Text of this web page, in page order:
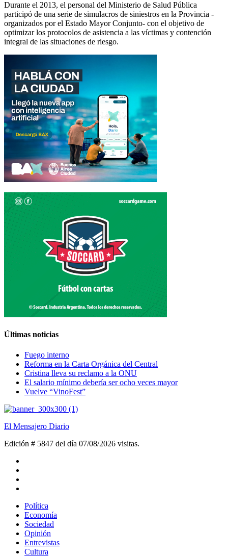
Durante el 2013, el personal del Ministerio de Salud Pública
participó de una serie de simulacros de siniestros en la Provincia -
organizados por el Estado Mayor Conjunto- con el objetivo de
optimizar los protocolos de asistencia a las víctimas y contención
integral de las situaciones de riesgo.
Últimas noticias
Fuego interno
Reforma en la Carta Orgánica del Central
Cristina lleva su reclamo a la ONU
El salario mínimo debería ser ocho veces mayor
Vuelve “VinoFest”
El Mensajero Diario
Edición # 5847 del día 07/08/2026 visitas.
Política
Economía
Sociedad
Opinión
Entrevistas
Cultura